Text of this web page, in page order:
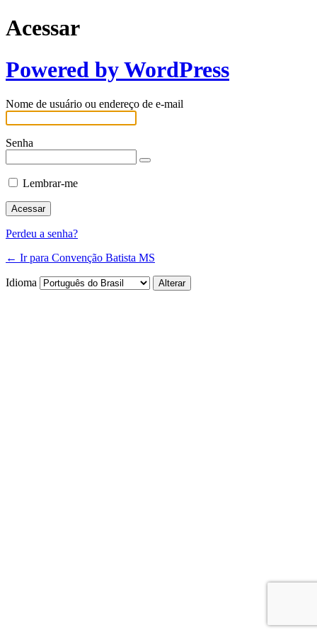
Acessar
Powered by WordPress
Nome de usuário ou endereço de e-mail
Senha
Lembrar-me
Perdeu a senha?
← Ir para Convenção Batista MS
Idioma